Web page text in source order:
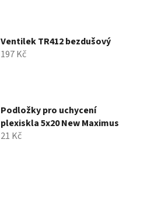
Ventilek TR412 bezdušový
197 Kč
Podložky pro uchycení
plexiskla 5x20 New Maximus
21 Kč